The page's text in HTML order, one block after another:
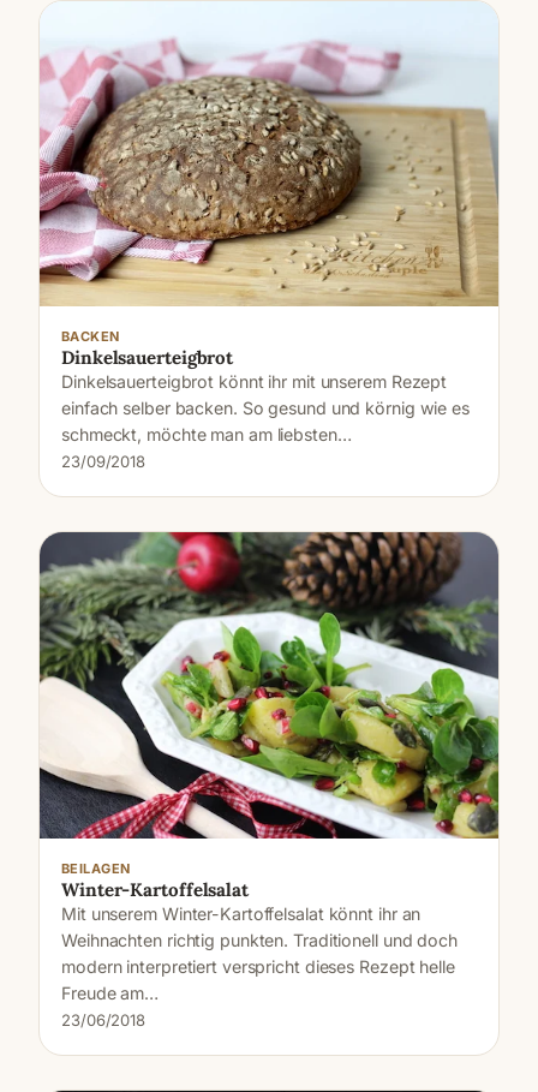
BACKEN
Dinkelsauerteigbrot
Dinkelsauerteigbrot könnt ihr mit unserem Rezept
einfach selber backen. So gesund und körnig wie es
schmeckt, möchte man am liebsten…
23/09/2018
BEILAGEN
Winter-Kartoffelsalat
Mit unserem Winter-Kartoffelsalat könnt ihr an
Weihnachten richtig punkten. Traditionell und doch
modern interpretiert verspricht dieses Rezept helle
Freude am…
23/06/2018